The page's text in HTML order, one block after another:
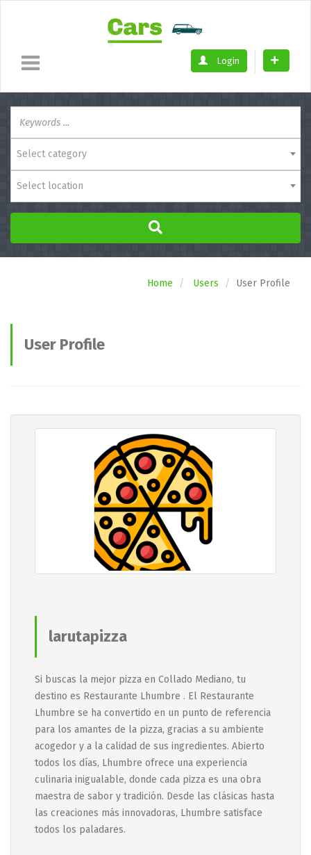
Login
Select category
Select location
Home Users User Profile
User Profile
larutapizza
Si buscas la mejor pizza en Collado Mediano, tu
destino es Restaurante Lhumbre . El Restaurante
Lhumbre se ha convertido en un punto de referencia
para los amantes de la pizza, gracias a su ambiente
acogedor y a la calidad de sus ingredientes. Abierto
todos los días, Lhumbre ofrece una experiencia
culinaria inigualable, donde cada pizza es una obra
maestra de sabor y tradición. Desde las clásicas hasta
las creaciones más innovadoras, Lhumbre satisface
todos los paladares.